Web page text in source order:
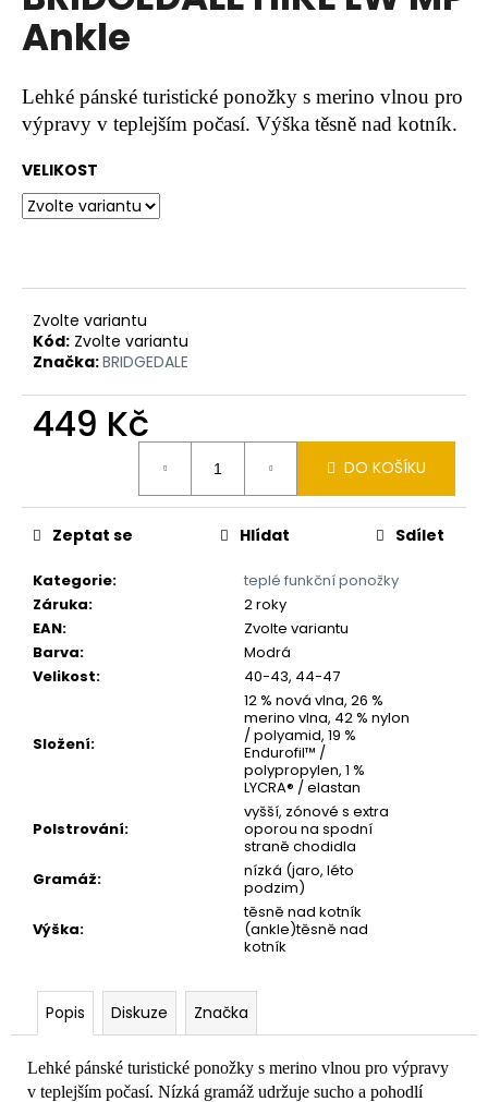
0,0
z
hvězdiček.
Ankle
Lehké pánské turistické ponožky s merino vlnou pro
výpravy v teplejším počasí. Výška těsně nad kotník.
VELIKOST
Zvolte variantu
Kód: Zvolte variantu
Značka:BRIDGEDALE
449 Kč
DO KOŠÍKU
Kategorie:
teplé funkční ponožky
Záruka:
2 roky
EAN:
Zvolte variantu
Barva:
Modrá
Velikost: 40-43, 44-47
Složení:
12 % nová vlna, 26 %
merino vlna, 42 % nylon
/ polyamid, 19 %
Endurofil™ /
polypropylen, 1 %
LYCRA® / elastan
Polstrování:
vyšší, zónové s extra
oporou na spodní
straně chodidla
Gramáž:
nízká (jaro, léto
podzim)
Výška:
těsně nad kotník
(ankle)těsně nad
kotník
Zeptat se Hlídat Sdílet
Popis Diskuze Značka
Lehké pánské turistické ponožky s merino vlnou pro výpravy
v teplejším počasí. Nízká gramáž udržuje sucho a pohodlí
a
j
í
t
?
D
o
p
o
u
m
e